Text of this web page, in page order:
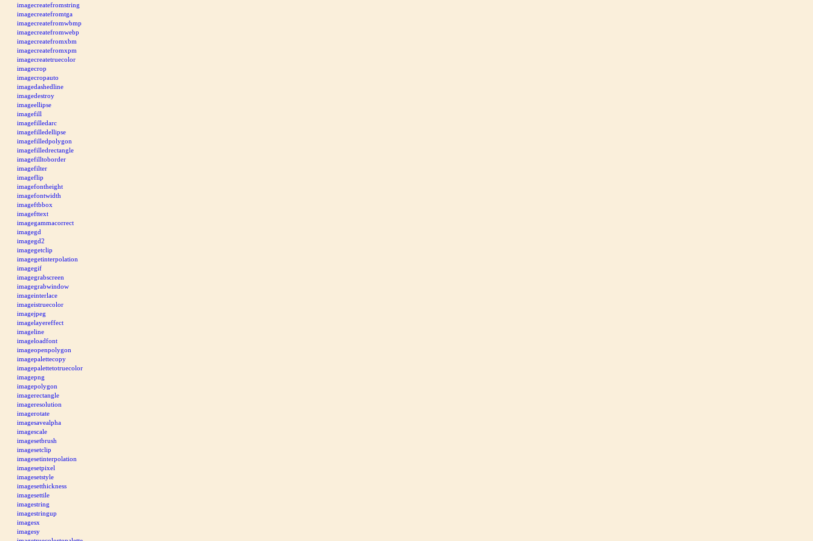
imagecreatefromstring
imagecreatefromtga
imagecreatefromwbmp
imagecreatefromwebp
imagecreatefromxbm
imagecreatefromxpm
imagecreatetruecolor
imagecrop
imagecropauto
imagedashedline
imagedestroy
imageellipse
imagefill
imagefilledarc
imagefilledellipse
imagefilledpolygon
imagefilledrectangle
imagefilltoborder
imagefilter
imageflip
imagefontheight
imagefontwidth
imageftbbox
imagefttext
imagegammacorrect
imagegd
imagegd2
imagegetclip
imagegetinterpolation
imagegif
imagegrabscreen
imagegrabwindow
imageinterlace
imageistruecolor
imagejpeg
imagelayereffect
imageline
imageloadfont
imageopenpolygon
imagepalettecopy
imagepalettetotruecolor
imagepng
imagepolygon
imagerectangle
imageresolution
imagerotate
imagesavealpha
imagescale
imagesetbrush
imagesetclip
imagesetinterpolation
imagesetpixel
imagesetstyle
imagesetthickness
imagesettile
imagestring
imagestringup
imagesx
imagesy